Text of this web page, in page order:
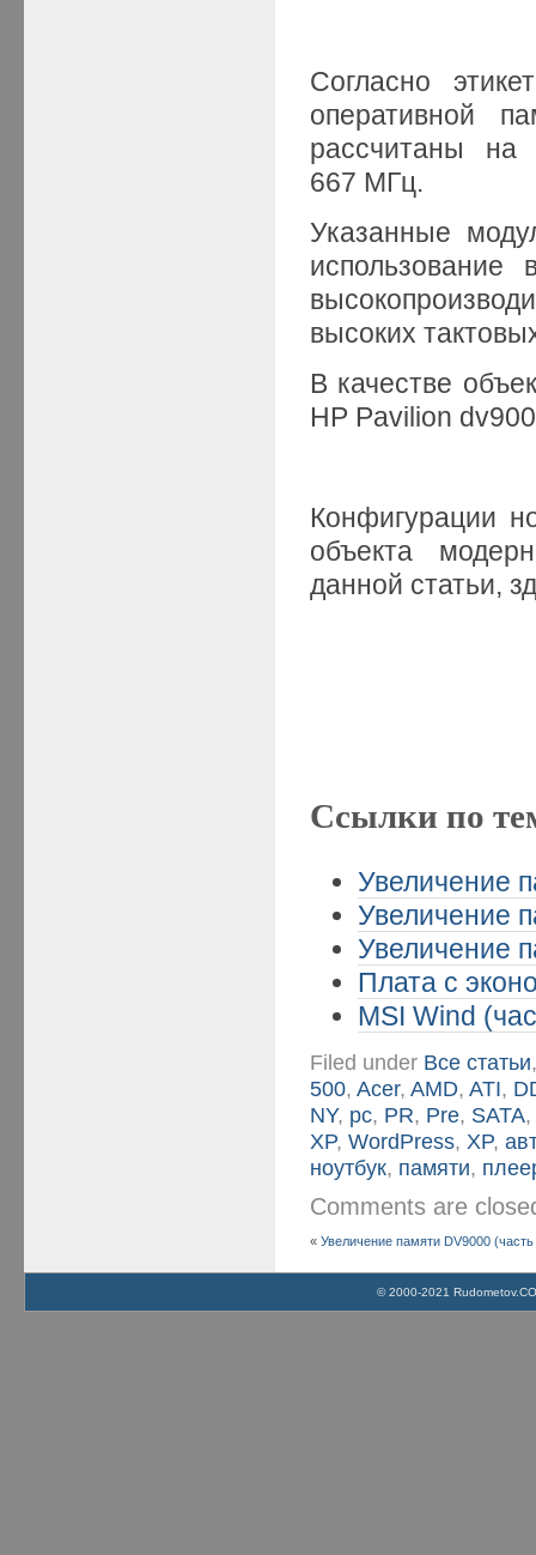
Согласно
оперативной
рассчитаны
667 МГц.
Указанные
использование
высоких
В качестве
HP Pavilion
Конфигурации
объекта
данной статьи,
Ссылки по
Увеличение
Увеличение
Увеличение
Плата с
MSI Wind
Filed under Все статьи
500,Acer,AMD,ATI,
NY, pc, PR, Pre, SATA
XP,WordPress, XP,
ноутбук, памяти,
Comments are
«Увеличение памяти DV9000
© 2000-2021